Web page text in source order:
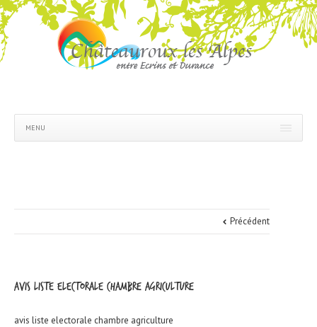
MENU
Précédent
avis liste electorale chambre agriculture
avis liste electorale chambre agriculture